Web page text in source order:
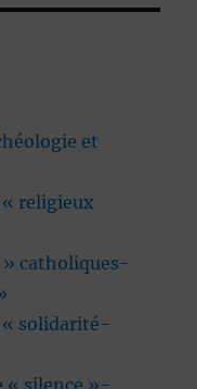
et
religieux
catholiques-
solidarité-